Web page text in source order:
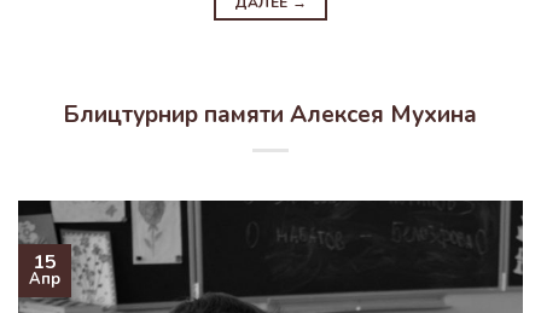
Блицтурнир памяти Алексея Мухина
15
Апр